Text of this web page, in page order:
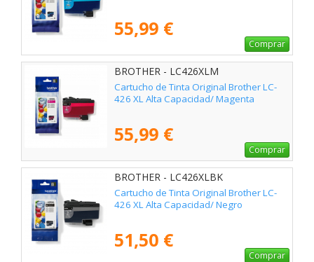
55,99 €
Comprar
BROTHER - LC426XLM
Cartucho de Tinta Original Brother LC-
426 XL Alta Capacidad/ Magenta
55,99 €
Comprar
BROTHER - LC426XLBK
Cartucho de Tinta Original Brother LC-
426 XL Alta Capacidad/ Negro
51,50 €
Comprar